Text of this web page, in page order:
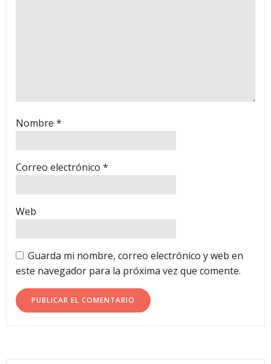
Nombre *
Correo electrónico *
Web
Guarda mi nombre, correo electrónico y web en
este navegador para la próxima vez que comente.